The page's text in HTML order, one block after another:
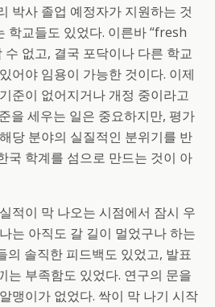
박사 졸업 예정자가 지원하는 것
학교들도 있었다. 이른바 “fresh
수 없고, 결국 포닥이나 다른 학교
어야 임용이 가능한 것이다. 이제
준이 없어지거나 개정 중이라고
을 세우는 일은 중요하지만, 평가
당 분야의 실질적인 분위기를 반
국 학계를 섬으로 만드는 것이 아
적이 막 나오는 시점에서 잠시 우
는 아직도 갈 길이 멀었구나 하는
의 솔직한 피드백도 있었고, 발표
는 부족함도 있었다. 연구의 문을
맹이가 없었다. 싹이 막 나기 시작